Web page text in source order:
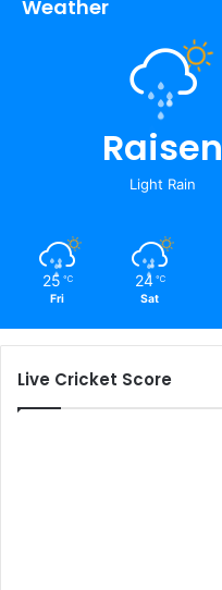
Weather
Raisen
Light Rain
25 ℃
Fri
24 ℃
Sat
Live Cricket Score